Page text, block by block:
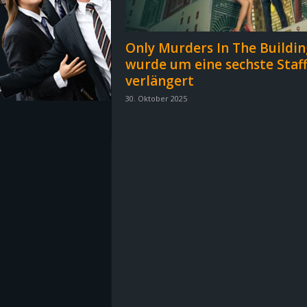
e
Only Murders In The
wurde um eine sechste
verlängert
30. Oktober 2025